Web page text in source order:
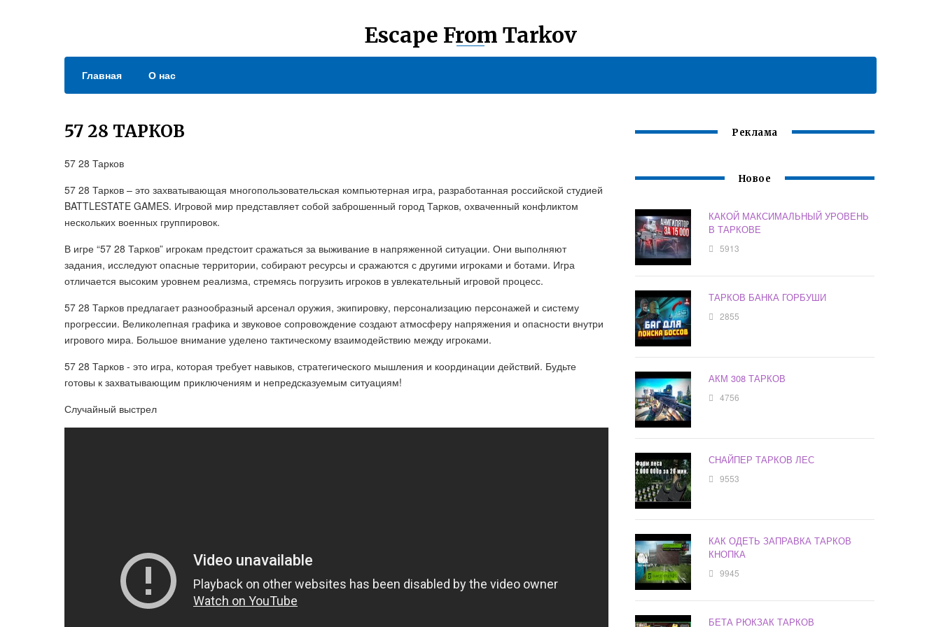
Escape From Tarkov
Главная О нас
57 28 ТАРКОВ
57 28 Тарков
57 28 Тарков – это захватывающая многопользовательская компьютерная игра, разработанная российской студией
BATTLESTATE GAMES. Игровой мир представляет собой заброшенный город Тарков, охваченный конфликтом
нескольких военных группировок.
В игре “57 28 Тарков” игрокам предстоит сражаться за выживание в напряженной ситуации. Они выполняют
задания, исследуют опасные территории, собирают ресурсы и сражаются с другими игроками и ботами. Игра
отличается высоким уровнем реализма, стремясь погрузить игроков в увлекательный игровой процесс.
57 28 Тарков предлагает разнообразный арсенал оружия, экипировку, персонализацию персонажей и систему
прогрессии. Великолепная графика и звуковое сопровождение создают атмосферу напряжения и опасности внутри
игрового мира. Большое внимание уделено тактическому взаимодействию между игроками.
57 28 Тарков - это игра, которая требует навыков, стратегического мышления и координации действий. Будьте
готовы к захватывающим приключениям и непредсказуемым ситуациям!
Случайный выстрел
Реклама
Новое
КАКОЙ МАКСИМАЛЬНЫЙ УРОВЕНЬ
В ТАРКОВЕ
5913
ТАРКОВ БАНКА ГОРБУШИ
2855
АКМ 308 ТАРКОВ
4756
СНАЙПЕР ТАРКОВ ЛЕС
9553
КАК ОДЕТЬ ЗАПРАВКА ТАРКОВ
КНОПКА
9945
БЕТА РЮКЗАК ТАРКОВ